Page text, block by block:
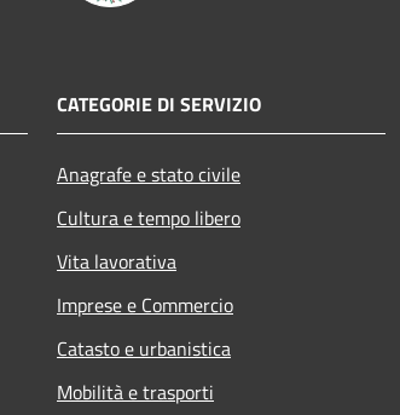
CATEGORIE DI SERVIZIO
Anagrafe e stato civile
Cultura e tempo libero
Vita lavorativa
Imprese e Commercio
Catasto e urbanistica
Mobilità e trasporti